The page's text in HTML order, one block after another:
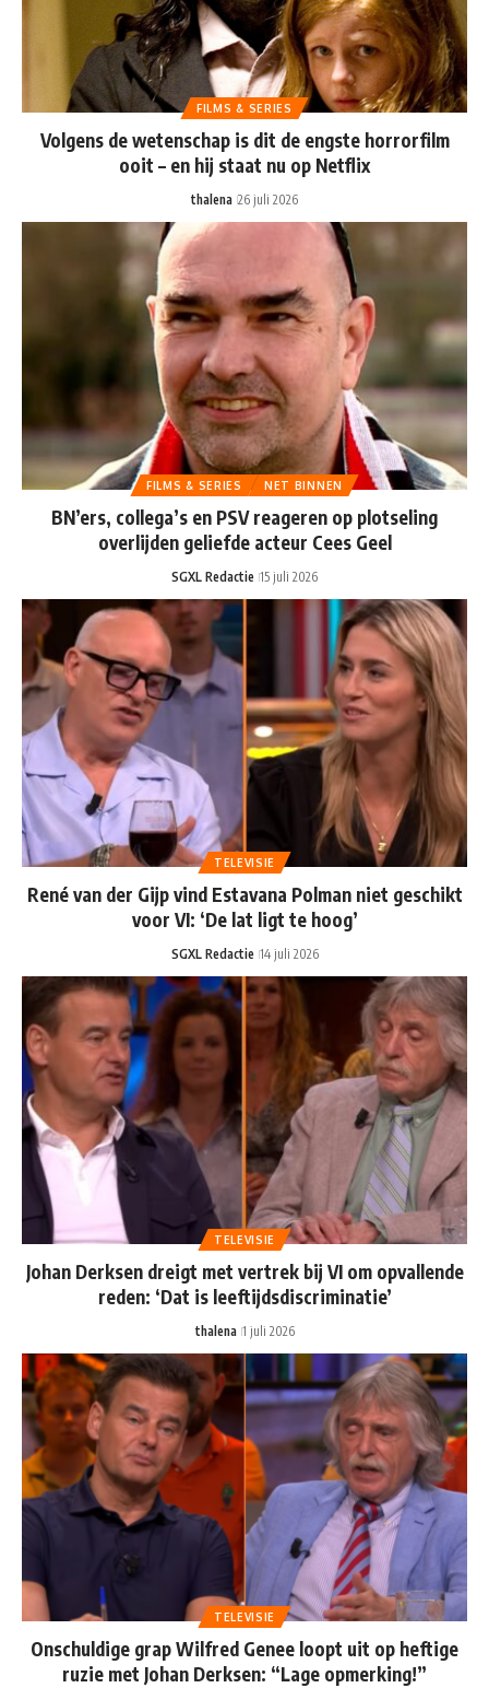
FILMS & SERIES
Volgens de wetenschap is dit de engste horrorfilm
ooit – en hij staat nu op Netflix
thalena 26 juli 2026
FILMS & SERIES NET BINNEN
BN’ers, collega’s en PSV reageren op plotseling
overlijden geliefde acteur Cees Geel
SGXL Redactie 15 juli 2026
TELEVISIE
René van der Gijp vind Estavana Polman niet geschikt
voor VI: ‘De lat ligt te hoog’
SGXL Redactie 14 juli 2026
TELEVISIE
Johan Derksen dreigt met vertrek bij VI om opvallende
reden: ‘Dat is leeftijdsdiscriminatie’
thalena 1 juli 2026
TELEVISIE
Onschuldige grap Wilfred Genee loopt uit op heftige
ruzie met Johan Derksen: “Lage opmerking!”